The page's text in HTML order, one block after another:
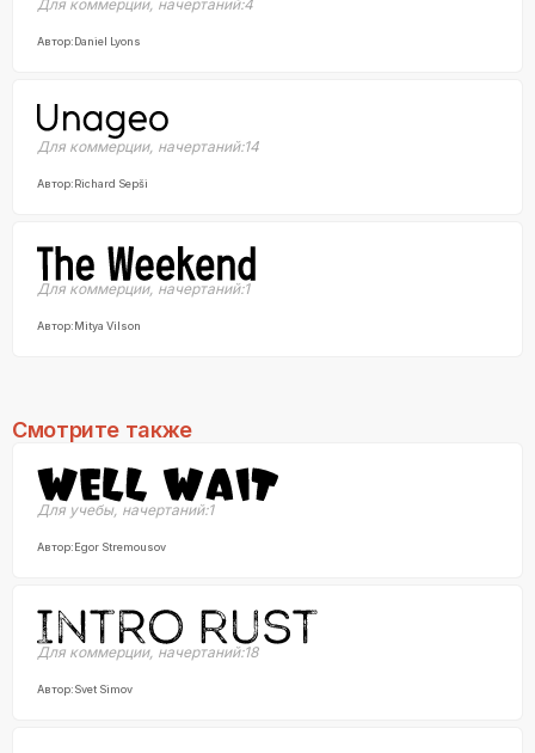
Для коммерции, начертаний:4
Автор:Daniel Lyons
Для коммерции, начертаний:14
Автор:Richard Sepši
Для коммерции, начертаний:1
Автор:Mitya Vilson
Смотрите также
Для учебы, начертаний:1
Автор:Egor Stremousov
Для коммерции, начертаний:18
Автор:Svet Simov